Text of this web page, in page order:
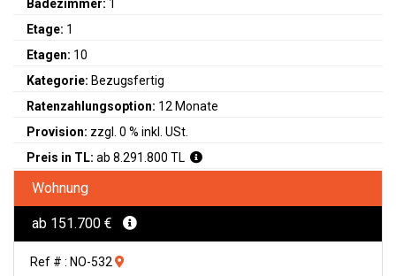
Badezimmer: 1
Etage: 1
Etagen: 10
Kategorie: Bezugsfertig
Ratenzahlungsoption: 12 Monate
Provision: zzgl. 0 % inkl. USt.
Preis in TL: ab 8.291.800 TL
Wohnung
ab 151.700 €
Ref # : NO-532